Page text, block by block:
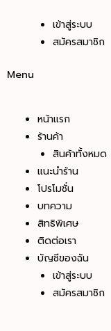
เข้าสู่ระบบ
สมัครสมาชิก
Menu
หน้าแรก
ร้านค้า
สินค้าทั้งหมด
แนะนำร้าน
โปรโมชั่น
บทความ
สิทธิพิเศษ
ติดต่อเรา
บัญชีของฉัน
เข้าสู่ระบบ
สมัครสมาชิก